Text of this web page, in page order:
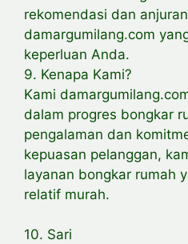
rekomendasi dan
damargumilang.com
keperluan Anda.
9. Kenapa Kami?
Kami
dalam progres bongkar
pengalaman dan
kepuasan pelanggan,
layanan bongkar rumah
relatif murah.
10. Sari